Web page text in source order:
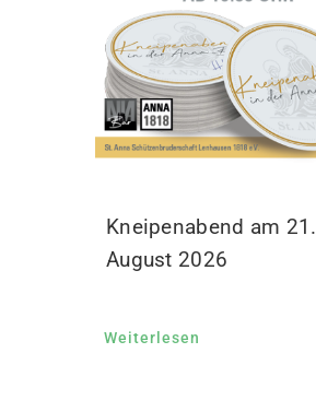
Kneipenabend am 21.
August 2026
Weiterlesen